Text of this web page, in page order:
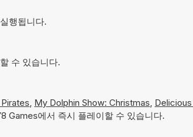
행됩니다.
수 있습니다.
, My Dolphin Show: Christmas,
Games에서 즉시 플레이할 수 있습니다.